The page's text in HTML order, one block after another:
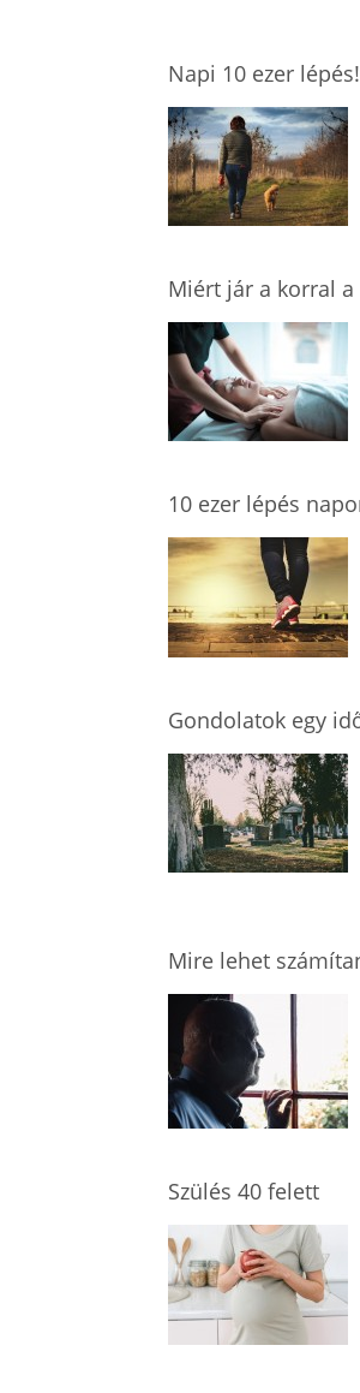
Napi 10 ezer lépés!
Miért jár a korral a
10 ezer lépés
Gondolatok egy
Mire lehet
Szülés 40 felett